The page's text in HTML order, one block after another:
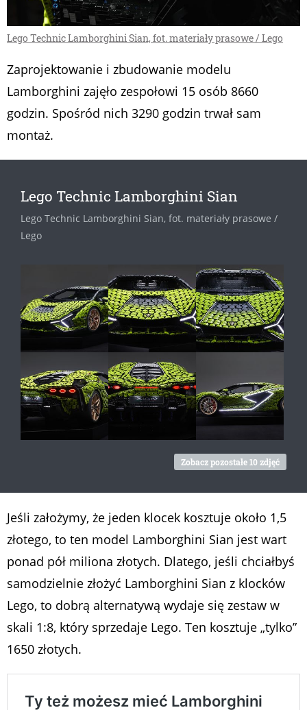
Lego Technic Lamborghini Sian, fot. materiały prasowe / Lego
Zaprojektowanie i zbudowanie modelu
Lamborghini zajęło zespołowi 15 osób 8660
godzin. Spośród nich 3290 godzin trwał sam
montaż.
Lego Technic Lamborghini Sian
Lego Technic Lamborghini Sian, fot. materiały prasowe /
Lego
Zobacz pozostałe 10 zdjęć
Jeśli założymy, że jeden klocek kosztuje około 1,5
złotego, to ten model Lamborghini Sian jest wart
ponad pół miliona złotych. Dlatego, jeśli chciałbyś
samodzielnie złożyć Lamborghini Sian z klocków
Lego, to dobrą alternatywą wydaje się zestaw w
skali 1:8, który sprzedaje Lego. Ten kosztuje „tylko”
1650 złotych.